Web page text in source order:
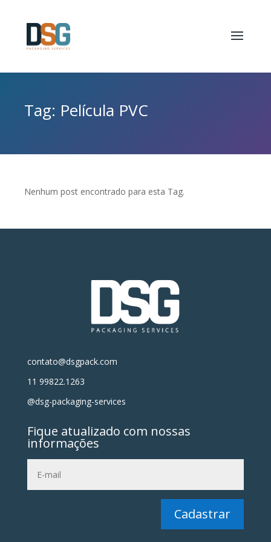
Tag: Película PVC
Nenhum post encontrado para esta Tag.
contato@dsgpack.com
11 99822.1263
@dsg-packaging-services
Fique atualizado com nossas
informações
Cadastrar